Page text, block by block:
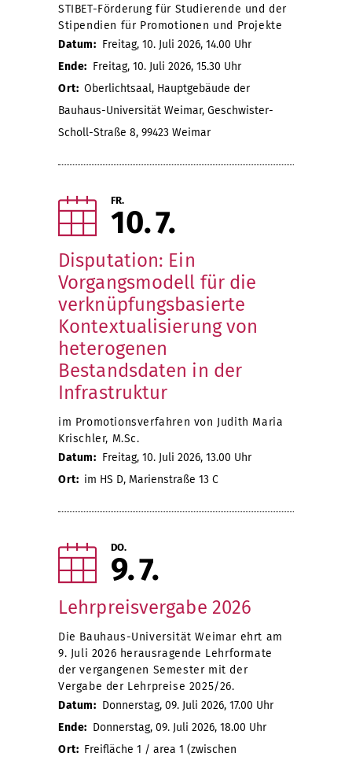
STIBET-Förderung für Studierende und der
Stipendien für Promotionen und Projekte
Datum: Freitag, 10. Juli 2026, 14.00 Uhr
Ende: Freitag, 10. Juli 2026, 15.30 Uhr
Ort: Oberlichtsaal, Hauptgebäude der
Bauhaus-Universität Weimar, Geschwister-
Scholl-Straße 8, 99423 Weimar
FR.
10 7
Disputation: Ein
Vorgangsmodell für die
verknüpfungsbasierte
Kontextualisierung von
heterogenen
Bestandsdaten in der
Infrastruktur
im Promotionsverfahren von Judith Maria
Krischler, M.Sc.
Datum: Freitag, 10. Juli 2026, 13.00 Uhr
Ort: im HS D, Marienstraße 13 C
DO.
9 7
Lehrpreisvergabe 2026
Die Bauhaus-Universität Weimar ehrt am
9. Juli 2026 herausragende Lehrformate
der vergangenen Semester mit der
Vergabe der Lehrpreise 2025/26.
Datum: Donnerstag, 09. Juli 2026, 17.00 Uhr
Ende: Donnerstag, 09. Juli 2026, 18.00 Uhr
Ort: Freifläche 1 / area 1 (zwischen